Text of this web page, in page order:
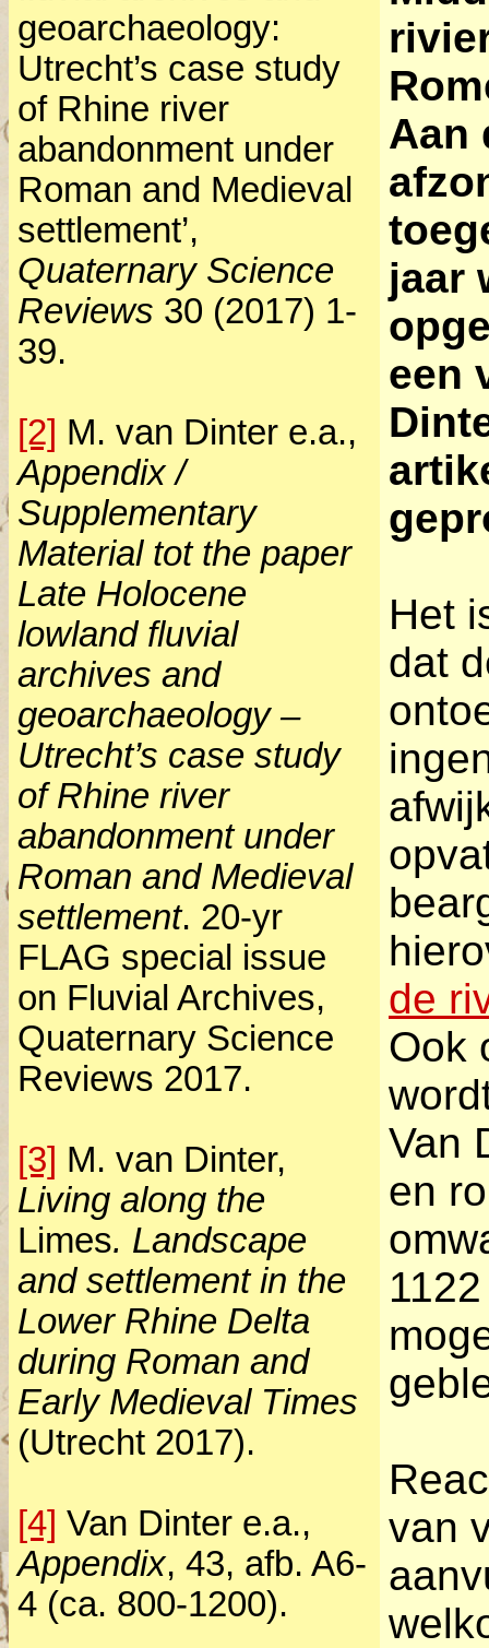
geoarchaeology:
Utrecht’s case study
of Rhine river
abandonment under
Roman and Medieval
settlement’,
Quaternary Science
Reviews 30 (2017) 1-
39.
[2] M. van Dinter e.a.,
Appendix /
Supplementary
Material tot the paper
Late Holocene
lowland fluvial
archives and
geoarchaeology –
Utrecht’s case study
of Rhine river
abandonment under
Roman and Medieval
settlement. 20-yr
FLAG special issue
on Fluvial Archives,
Quaternary Science
Reviews 2017.
[3] M. van Dinter,
Living along the
Limes. Landscape
and settlement in the
Lower Rhine Delta
during Roman and
Early Medieval Times
(Utrecht 2017).
[4] Van Dinter e.a.,
Appendix, 43, afb. A6-
4 (ca. 800-1200).
Aan
jaar
een
Het
dat
de
Ook
Van
en
van